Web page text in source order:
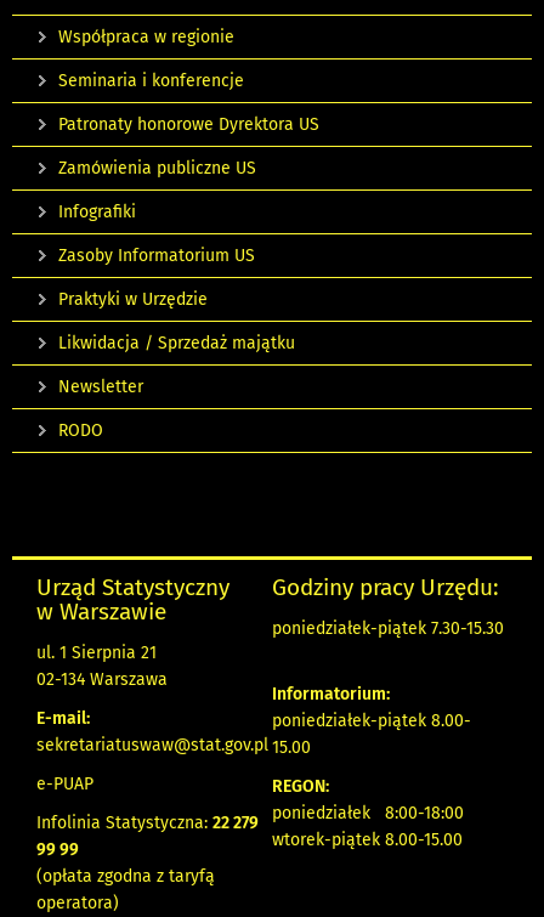
Współpraca w regionie
Seminaria i konferencje
Patronaty honorowe Dyrektora US
Zamówienia publiczne US
Infografiki
Zasoby Informatorium US
Praktyki w Urzędzie
Likwidacja / Sprzedaż majątku
Newsletter
RODO
Urząd Statystyczny
w Warszawie
ul. 1 Sierpnia 21
02-134 Warszawa
E-mail:
sekretariatuswaw@stat.gov.pl
e-PUAP
Infolinia Statystyczna: 22 279
99 99
(opłata zgodna z taryfą
operatora)
Godziny pracy Urzędu:
poniedziałek-piątek 7.30-15.30
Informatorium:
poniedziałek-piątek 8.00-
15.00
REGON:
poniedziałek 8:00-18:00
wtorek-piątek 8.00-15.00